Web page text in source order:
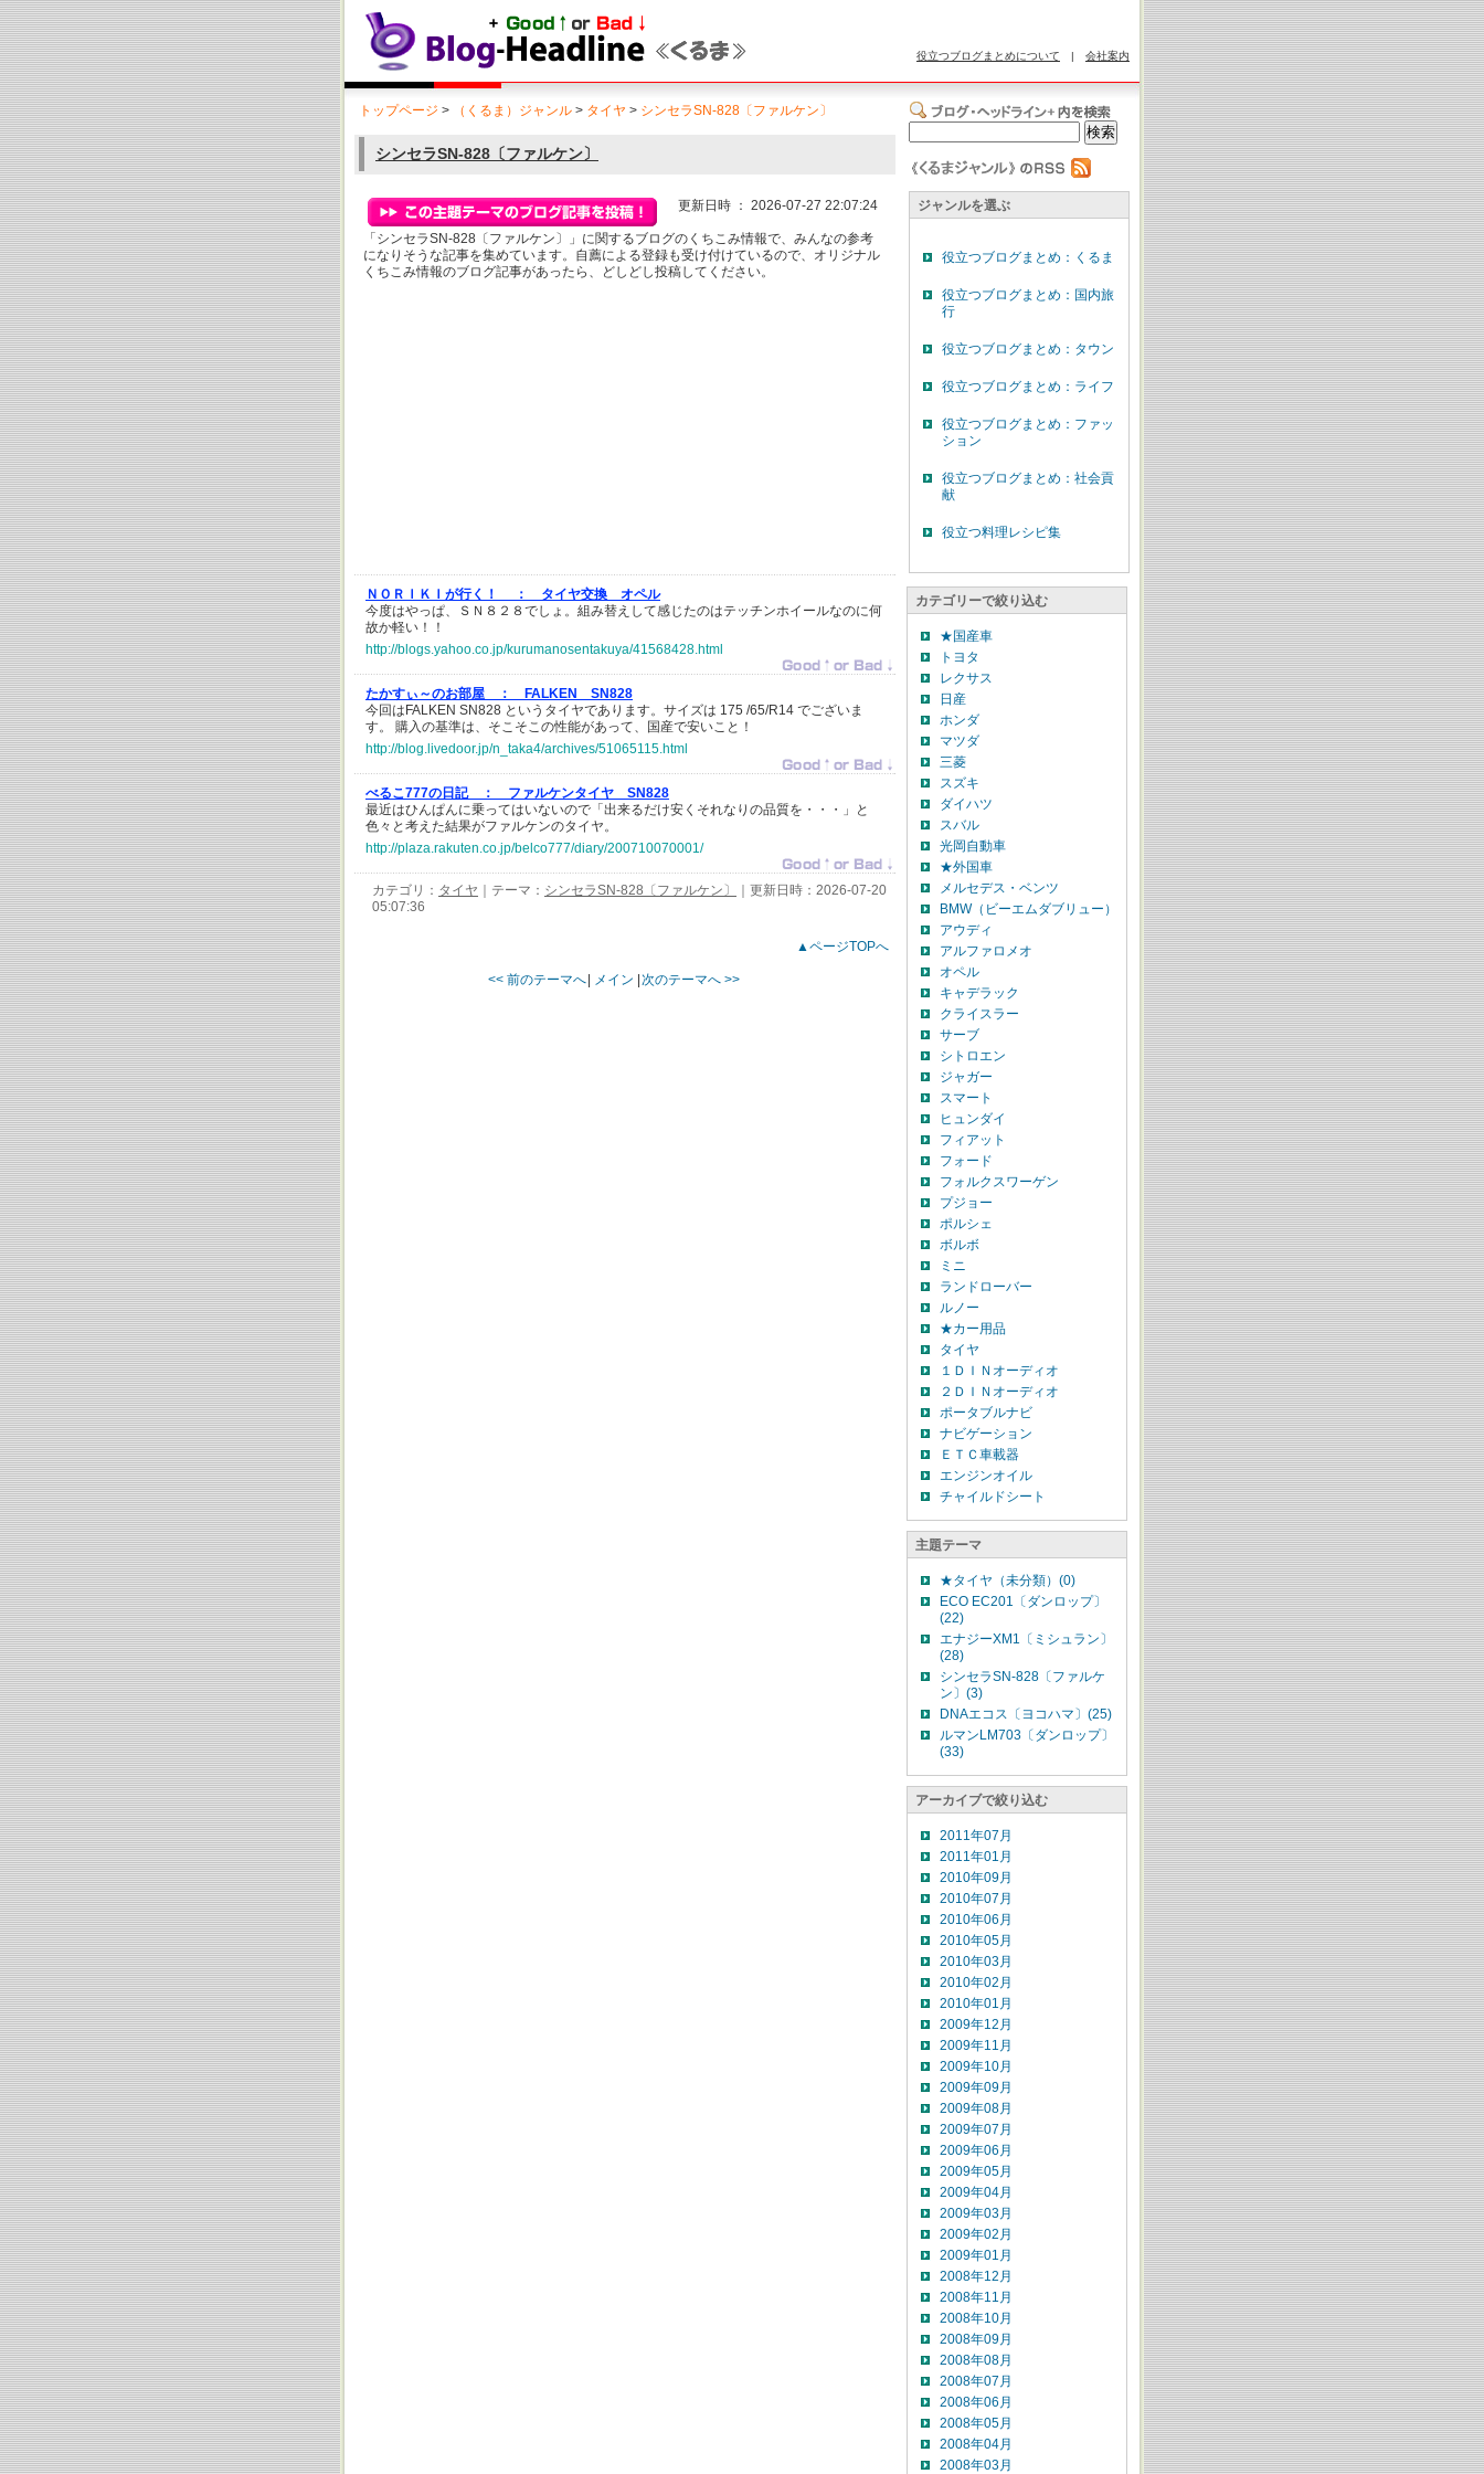
役立つブログまとめについて | 会社案内
トップページ > （くるま）ジャンル > タイヤ > シンセラSN-828〔ファルケン〕
シンセラSN-828〔ファルケン〕
更新日時 ： 2026-07-27 22:07:24
「シンセラSN-828〔ファルケン〕」に関するブログのくちこみ情報で、みんなの参考
になりそうな記事を集めています。自薦による登録も受け付けているので、オリジナル
くちこみ情報のブログ記事があったら、どしどし投稿してください。
ＮＯＲＩＫＩが行く！ ：
タイヤ交換 オペル
今度はやっぱ、ＳＮ８２８でしょ。組み替えして感じたのはテッチンホイールなのに何
故か軽い！！
http://blogs.yahoo.co.jp/kurumanosentakuya/41568428.html
たかすぃ～のお部屋 ：
FALKEN SN828
今回はFALKEN SN828 というタイヤであります。サイズは 175 /65/R14 でございま
す。 購入の基準は、そこそこの性能があって、国産で安いこと！
http://blog.livedoor.jp/n_taka4/archives/51065115.html
べるこ777の日記 ：
ファルケンタイヤ SN828
最近はひんぱんに乗ってはいないので「出来るだけ安くそれなりの品質を・・・」と
色々と考えた結果がファルケンのタイヤ。
http://plaza.rakuten.co.jp/belco777/diary/200710070001/
カテゴリ： タイヤ ｜テーマ： シンセラSN-828〔ファルケン〕
｜更新日時：2026-07-20
05:07:36
▲ページTOPへ
<< 前のテーマへ メイン 次のテーマへ >>
ジャンルを選ぶ
役立つブログまとめ：くるま
役立つブログまとめ：国内旅
行
役立つブログまとめ：タウン
役立つブログまとめ：ライフ
役立つブログまとめ：ファッ
ション
役立つブログまとめ：社会貢
献
役立つ料理レシピ集
カテゴリーで絞り込む
★国産車
トヨタ
レクサス
日産
ホンダ
マツダ
三菱
スズキ
ダイハツ
スバル
光岡自動車
★外国車
メルセデス・ベンツ
BMW（ビーエムダブリュー）
アウディ
アルファロメオ
オペル
キャデラック
クライスラー
サーブ
シトロエン
ジャガー
スマート
ヒュンダイ
フィアット
フォード
フォルクスワーゲン
プジョー
ポルシェ
ボルボ
ミニ
ランドローバー
ルノー
★カー用品
タイヤ
１ＤＩＮオーディオ
２ＤＩＮオーディオ
ポータブルナビ
ナビゲーション
ＥＴＣ車載器
エンジンオイル
チャイルドシート
主題テーマ
★タイヤ（未分類）(0)
ECO EC201〔ダンロップ〕
(22)
エナジーXM1〔ミシュラン〕
(28)
シンセラSN-828〔ファルケ
ン〕(3)
DNAエコス〔ヨコハマ〕(25)
ルマンLM703〔ダンロップ〕
(33)
アーカイブで絞り込む
2011年07月
2011年01月
2010年09月
2010年07月
2010年06月
2010年05月
2010年03月
2010年02月
2010年01月
2009年12月
2009年11月
2009年10月
2009年09月
2009年08月
2009年07月
2009年06月
2009年05月
2009年04月
2009年03月
2009年02月
2009年01月
2008年12月
2008年11月
2008年10月
2008年09月
2008年08月
2008年07月
2008年06月
2008年05月
2008年04月
2008年03月